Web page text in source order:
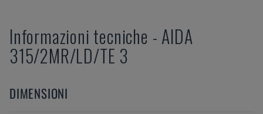
Informazioni tecniche - AIDA
315/2MR/LD/TE 3
DIMENSIONI